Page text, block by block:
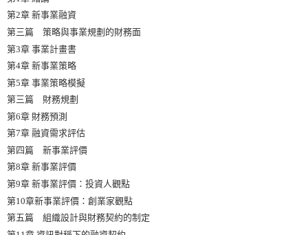
第2章 新事業融資
第三篇 策略與事業規劃的財務面
第3章 事業計畫書
第4章 新事業策略
第5章 事業策略模擬
第三篇 財務規劃
第6章 財務預測
第7章 融資需求評估
第四篇 新事業評價
第8章 新事業評價
第9章 新事業評價：投資人觀點
第10章新事業評價：創業家觀點
第五篇 組織設計與財務契約的制定